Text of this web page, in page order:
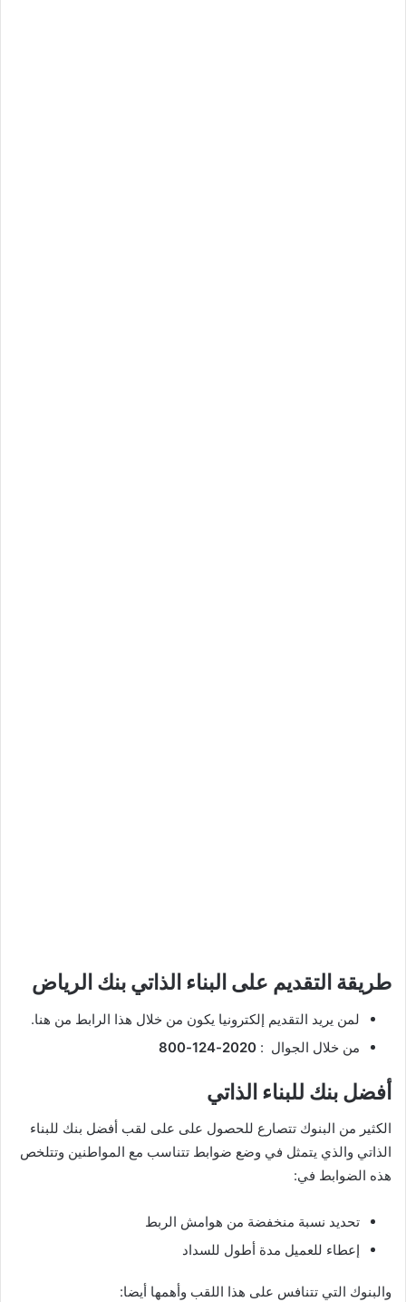
طريقة التقديم على البناء الذاتي بنك الرياض
لمن يريد التقديم إلكترونيا يكون من خلال هذا الرابط من هنا.
من خلال الجوال : 2020-124-800
أفضل بنك للبناء الذاتي
الكثير من البنوك تتصارع للحصول على على لقب أفضل بنك للبناء
الذاتي والذي يتمثل في وضع ضوابط تتناسب مع المواطنين وتتلخص
هذه الضوابط في:
تحديد نسبة منخفضة من هوامش الربط
إعطاء للعميل مدة أطول للسداد
والبنوك التي تتنافس على هذا اللقب وأهمها أيضا: